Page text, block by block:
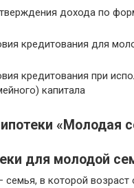
дохода по
кредитования для
кредитования при
капитала
«Молодая
для молодой
семья, в которой возраст